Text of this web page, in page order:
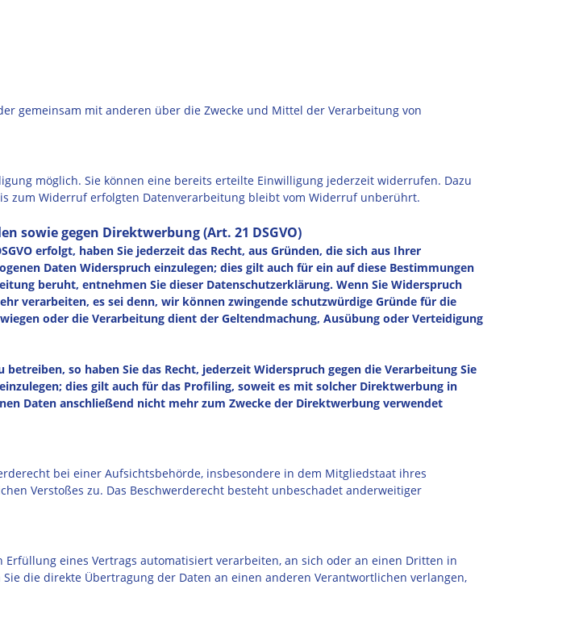
gemeinsam mit anderen über die Zwecke und Mittel der Verarbeitung von
möglich. Sie können eine bereits erteilte Einwilligung jederzeit widerrufen. Dazu
zum Widerruf erfolgten Datenverarbeitung bleibt vom Widerruf unberührt.
sowie gegen Direktwerbung (Art. 21 DSGVO)
erfolgt, haben Sie jederzeit das Recht, aus Gründen, die sich aus Ihrer
Daten Widerspruch einzulegen; dies gilt auch für ein auf diese Bestimmungen
beruht, entnehmen Sie dieser Datenschutzerklärung. Wenn Sie Widerspruch
verarbeiten, es sei denn, wir können zwingende schutzwürdige Gründe für die
oder die Verarbeitung dient der Geltendmachung, Ausübung oder Verteidigung
so haben Sie das Recht, jederzeit Widerspruch gegen die Verarbeitung Sie
dies gilt auch für das Profiling, soweit es mit solcher Direktwerbung in
Daten anschließend nicht mehr zum Zwecke der Direktwerbung verwendet
bei einer Aufsichtsbehörde, insbesondere in dem Mitgliedstaat ihres
Verstoßes zu. Das Beschwerderecht besteht unbeschadet anderweitiger
eines Vertrags automatisiert verarbeiten, an sich oder an einen Dritten in
die direkte Übertragung der Daten an einen anderen Verantwortlichen verlangen,